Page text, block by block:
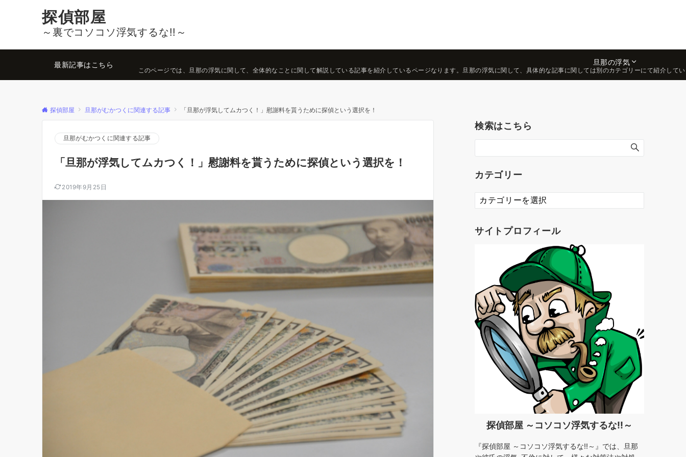
探偵部屋
～裏でコソコソ浮気するな!!～
最新記事はこちら 旦那の浮気
このページでは、旦那の浮気に関して、全体的なことに関して解説している記事を紹介しているページなります。旦那の浮気に関して、具体的な記事に関しては別のカテゴリーにて紹介し
探偵部屋 旦那がむかつくに関連する記事 「旦那が浮気してムカつく！」慰謝料を貰うために探偵という選択を！
旦那がむかつくに関連する記事
「旦那が浮気してムカつく！」慰謝料を貰うために探偵という選択を！
2019年9月25日
検索はこちら
カテゴリー
カ
テ
リ
ー
サイトプロフィール
探偵部屋 ～コソコソ浮気するな!!～
『探偵部屋 ～コソコソ浮気するな!!～』では、旦那